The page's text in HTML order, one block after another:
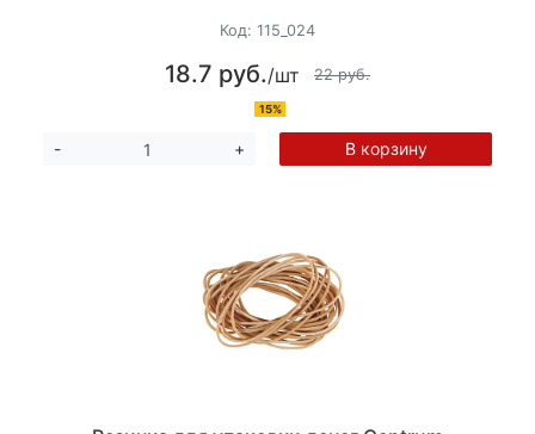
Код: 115_024
18.7 руб./шт 22 руб.
15%
- + В корзину